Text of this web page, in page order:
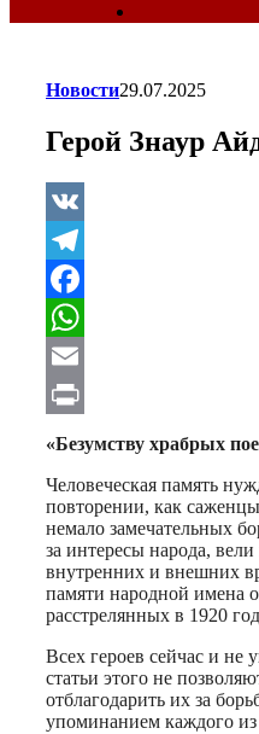
Новости29.07.2025
Герой Знаур
VK
Telegram
Facebook
WhatsApp
Email
Print
«Безумству храбрых
Человеческая память
повторении, как
немало замечательных
за интересы народа,
внутренних и внешних
памяти народной имена
расстрелянных в 1920
Всех героев сейчас и
статьи этого не
отблагодарить их за
упоминанием каждого